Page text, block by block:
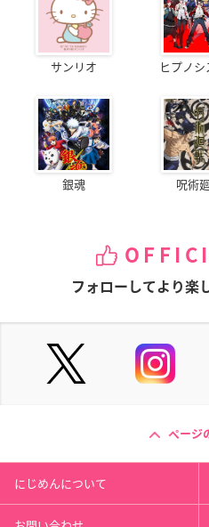
サンリオ ヒプノ
銀魂 呪術
フォローしてより楽
ページ
にじめんについて